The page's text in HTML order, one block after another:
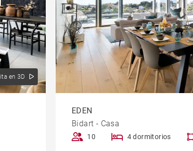
en 3D
EDEN
Bidart - Casa
10 4 dormitorios